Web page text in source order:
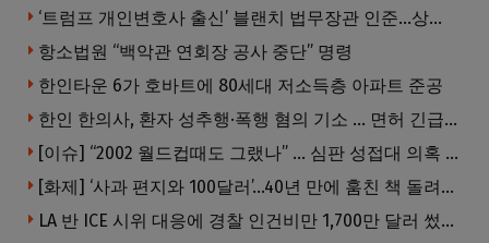
‘트럼프 개인변호사 출신’ 블랜치 법무장관 인준…상원 50대49 가결
항소법원 “백악관 연회장 공사 중단” 명령
한인타운 6가 호바트에 80세대 저소득층 아파트 준공
한인 한의사, 환자 성추행·폭행 혐의 기소 … 면허 긴급정지
[이슈] “2002 월드컵때도 그랬나” … 심판 성접대 의혹 해외로 일파만파, 4강 신화까지 불똥
[화제] ‘사과 편지와 100달러’…40년 만에 훔친 책 돌려준 절도범
LA 반 ICE 시위 대응에 경찰 인건비만 1,700만 달러 썼다.